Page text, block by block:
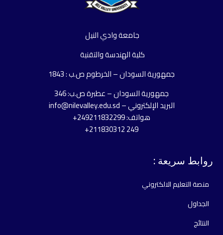
جامعة وادي النيل
كلية الهندسة والتقنية
جمهورية السودان – الخرطوم ص.ب : 1843
جمهورية السودان – عطبرة ص.ب: 346
البريد الإلكتروني – info@nilevalley.edu.sd
هواتف: 249211832299+
249 211830312+
روابط سريعة :
منصة التعليم الالكتروني
الجداول
النتائج